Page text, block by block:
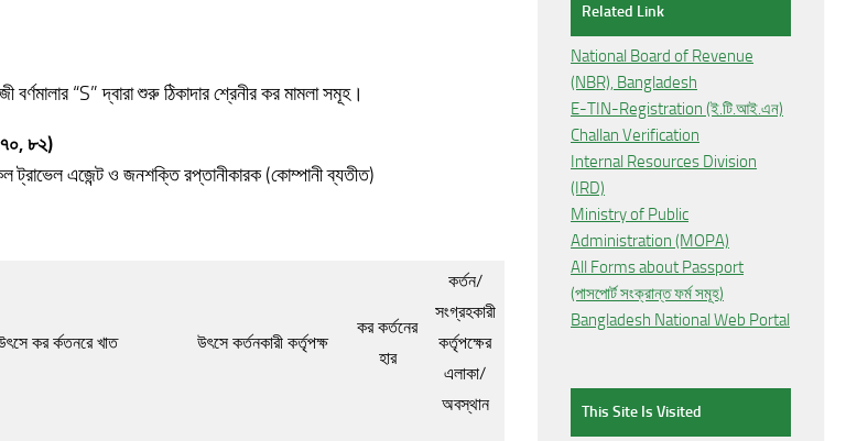
বর্ণমালার “S” দ্বারা শুরু ঠিকাদার শ্রেনীর কর মামলা সমূহ।
৭০,৮২)
ট্রাভেল এজেন্ট ও জনশক্তি রপ্তানীকারক (কোম্পানী ব্যতীত)
কর র্কতনরে খাত উৎসে কর্তনকারী কর্তৃপক্ষ
কর কর্তনের
হার
কর্তন/
সংগ্রহকারী
কর্তৃপক্ষের
এলাকা/
অবস্থান
Related Link
National Board of Revenue
(NBR), Bangladesh
E-TIN-Registration (ই.টি.আই.এন)
Challan Verification
Internal Resources Division
(IRD)
Ministry of Public
Administration (MOPA)
All Forms about Passport
(পাসপোর্ট সংক্রান্ত ফর্ম সমূহ)
Bangladesh National Web Portal
This Site Is Visited